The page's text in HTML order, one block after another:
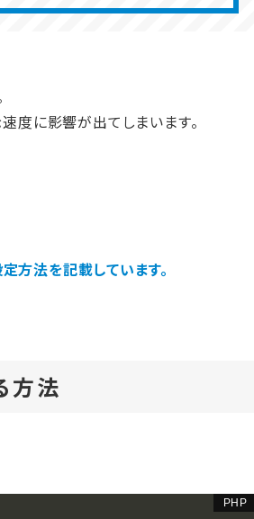
度に影響が出てしまいます。
法を記載しています。
方法